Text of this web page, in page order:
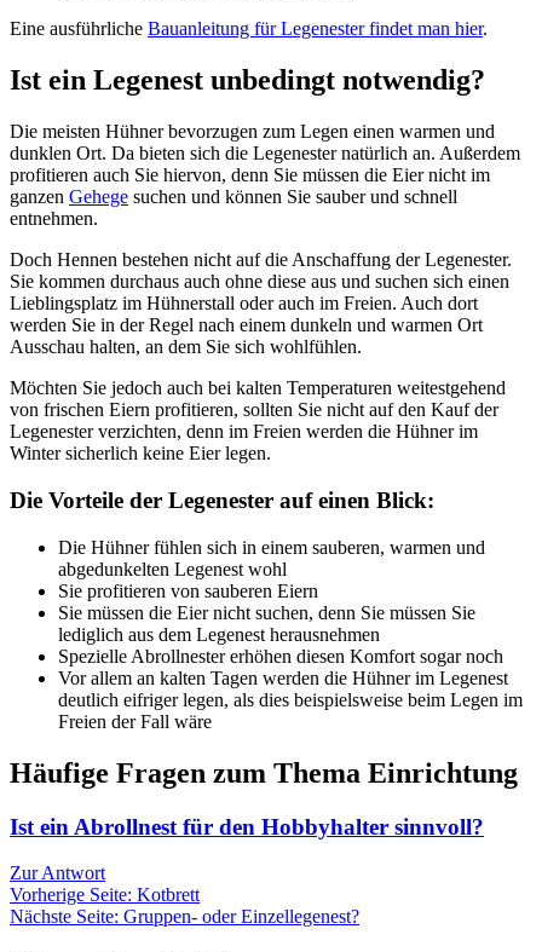
Eine ausführliche Bauanleitung für Legenester findet man hier.
Ist ein Legenest unbedingt notwendig?
Die meisten Hühner bevorzugen zum Legen einen warmen und
dunklen Ort. Da bieten sich die Legenester natürlich an. Außerdem
profitieren auch Sie hiervon, denn Sie müssen die Eier nicht im
ganzen Gehege suchen und können Sie sauber und schnell
entnehmen.
Doch Hennen bestehen nicht auf die Anschaffung der Legenester.
Sie kommen durchaus auch ohne diese aus und suchen sich einen
Lieblingsplatz im Hühnerstall oder auch im Freien. Auch dort
werden Sie in der Regel nach einem dunkeln und warmen Ort
Ausschau halten, an dem Sie sich wohlfühlen.
Möchten Sie jedoch auch bei kalten Temperaturen weitestgehend
von frischen Eiern profitieren, sollten Sie nicht auf den Kauf der
Legenester verzichten, denn im Freien werden die Hühner im
Winter sicherlich keine Eier legen.
Die Vorteile der Legenester auf einen Blick:
Die Hühner fühlen sich in einem sauberen, warmen und
abgedunkelten Legenest wohl
Sie profitieren von sauberen Eiern
Sie müssen die Eier nicht suchen, denn Sie müssen Sie
lediglich aus dem Legenest herausnehmen
Spezielle Abrollnester erhöhen diesen Komfort sogar noch
Vor allem an kalten Tagen werden die Hühner im Legenest
deutlich eifriger legen, als dies beispielsweise beim Legen im
Freien der Fall wäre
Häufige Fragen zum Thema Einrichtung
Ist ein Abrollnest für den Hobbyhalter sinnvoll?
Zur Antwort
Vorherige Seite: Kotbrett
Nächste Seite: Gruppen- oder Einzellegenest?